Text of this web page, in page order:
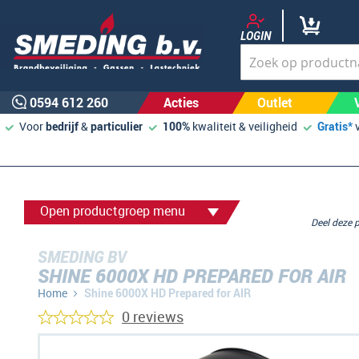
LOGIN
0594 612 260 Acties Outlet
Voorbedrijf&particulier 100% kwaliteit & veiligheid Gratis*
Open productgroep menu
SMEDING BV
SHINE 6000X HD PREPARED FOR AIR
Home Shine 6000X HD Prepared for AIR
Deel
0 reviews
Ga